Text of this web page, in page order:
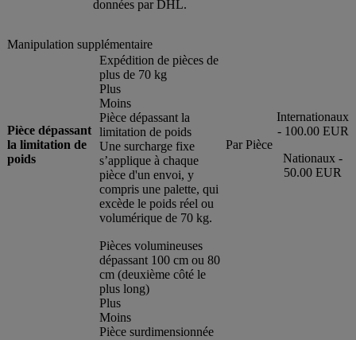
données par DHL.
Manipulation supplémentaire
Pièce dépassant
la limitation de
poids
Expédition de pièces de
plus de 70 kg
Plus
Moins
Pièce dépassant la
limitation de poids
Une surcharge fixe
s’applique à chaque
pièce d'un envoi, y
compris une palette, qui
excède le poids réel ou
volumérique de 70 kg.
Par Pièce
Internationaux
- 100.00 EUR
Nationaux -
50.00 EUR
Pièces volumineuses
dépassant 100 cm ou 80
cm (deuxième côté le
plus long)
Plus
Moins
Pièce surdimensionnée